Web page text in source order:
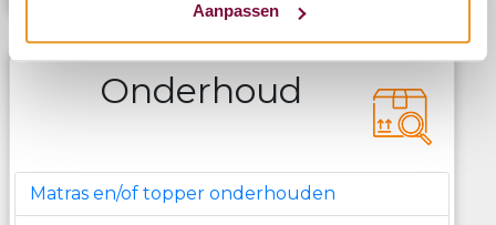
Aanpassen
Onderhoud
Matras en/of topper onderhouden